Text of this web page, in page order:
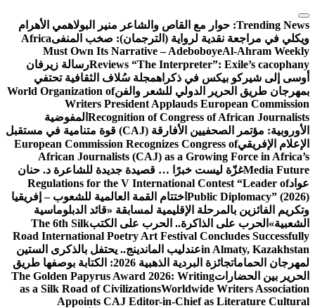
التجاوز
إلى
المحتوى
Trending News: حوار مع القاص والشاعر منير البولاهمي الأهرام
ويكلي في مراجعة نقدية لرواية (الترجمان): صخب المنفىAfrica
Must Own Its Narrative – AdeboboyeAl-Ahram Weekly
Reviews “The Interpreter”: Exile’s cacophanyرسالة زيرفان
أوسى إلى شيركو بيكس في ذكراهمجلة سُلاف الثقافية تحتفي
بمهرجان طريق الحرير الدولي للشعر والفنWorld Organization of
Writers President Applauds European Commission
Recognition of Congress of African Journalists المفوضية
الأوروبية: مؤتمر الصحفيين الأفارقة (CAJ) قوة متنامية في مستقبل
الإعلام الإفريقيEuropean Commission Recognizes Congress of
African Journalists (CAJ) as a Growing Force in Africa’s
Media Futureغزّة ليست خبرًا … قصيدة جديدة للشاعرة د. حنان
عوادRegulations for the V International Contest “Leader of
Public Diplomacy” (2026) اختتام القمة العالمية للشعوب – إفريقيا
وتكريم الفائزين بالمرحلة الإقليمية لمسابقة «قائد الدبلوماسية
الشعبية» الحرب على الذاكرة.. الحرب على الكتبThe 6th Silk
Road International Poetry Art Festival Concludes Successfully
in Almaty, Kazakhstanعندليب الماندينج.. يحتفل بالذكرى الستين
لمهرجان الحمامات
جائزة البردية الذهبية 2026: الكتابة بوصفها طريق
الحرير بين الحضاراتThe Golden Papyrus Award 2026: Writing
as a Silk Road of CivilizationsWorldwide Writers Association
Appoints CAJ Editor-in-Chief as Literature Cultural